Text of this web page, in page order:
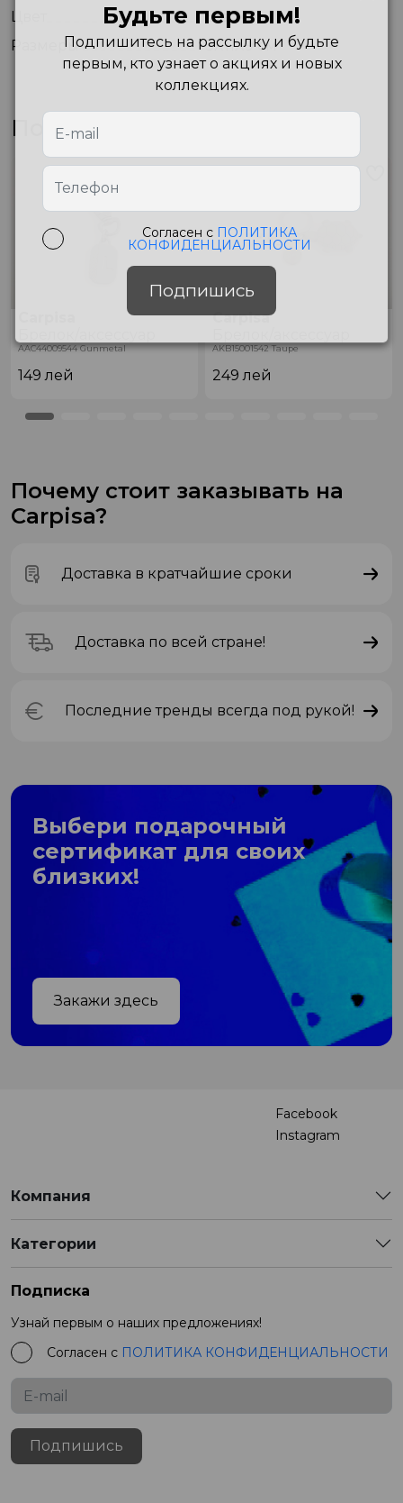
Цвет
Black
Размеры
3X11X9 см
Похожие товары
AAC44009544 Gunmetal
149лей
Carpisa
AKB15001542 Taupe
249лей
Почему стоит заказывать на
Carpisa?
Доставка в кратчайшие сроки
Доставка по всей стране!
Последние тренды всегда под рукой!
Выбери подарочный
сертификат для своих
близких!
Закажи здесь
Facebook
Instagram
Компания
Категории
Подписка
Узнай первым о наших предложениях!
Согласен с ПОЛИТИКА КОНФИДЕНЦИАЛЬНОСТИ
Подпишись
Будьте первым!
Подпишитесь на рассылку и будьте
первым, кто узнает о акциях и новых
коллекциях.
Согласен с ПОЛИТИКА
КОНФИДЕНЦИАЛЬНОСТИ
Подпишись